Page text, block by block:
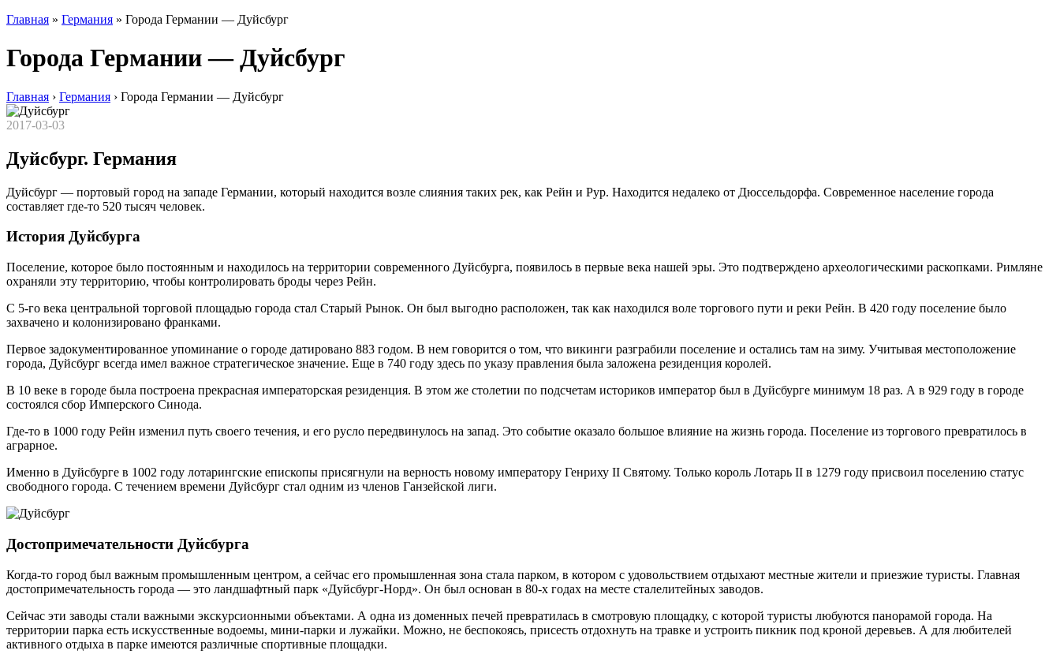
Главная » Германия » Города Германии — Дуйсбург
Города Германии — Дуйсбург
Главная › Германия › Города Германии — Дуйсбург
2017-03-03
Дуйсбург. Германия
Дуйсбург — портовый город на западе Германии, который находится возле слияния таких рек, как Рейн и Рур. Находится недалеко от Дюссельдорфа. Современное население города
составляет где-то 520 тысяч человек.
История Дуйсбурга
Поселение, которое было постоянным и находилось на территории современного Дуйсбурга, появилось в первые века нашей эры. Это подтверждено археологическими раскопками. Римляне
охраняли эту территорию, чтобы контролировать броды через Рейн.
С 5-го века центральной торговой площадью города стал Старый Рынок. Он был выгодно расположен, так как находился воле торгового пути и реки Рейн. В 420 году поселение было
захвачено и колонизировано франками.
Первое задокументированное упоминание о городе датировано 883 годом. В нем говорится о том, что викинги разграбили поселение и остались там на зиму. Учитывая местоположение
города, Дуйсбург всегда имел важное стратегическое значение. Еще в 740 году здесь по указу правления была заложена резиденция королей.
В 10 веке в городе была построена прекрасная императорская резиденция. В этом же столетии по подсчетам историков император был в Дуйсбурге минимум 18 раз. А в 929 году в городе
состоялся сбор Имперского Синода.
Где-то в 1000 году Рейн изменил путь своего течения, и его русло передвинулось на запад. Это событие оказало большое влияние на жизнь города. Поселение из торгового превратилось в
аграрное.
Именно в Дуйсбурге в 1002 году лотарингские епископы присягнули на верность новому императору Генриху II Святому. Только король Лотарь II в 1279 году присвоил поселению статус
свободного города. С течением времени Дуйсбург стал одним из членов Ганзейской лиги.
Достопримечательности Дуйсбурга
Когда-то город был важным промышленным центром, а сейчас его промышленная зона стала парком, в котором с удовольствием отдыхают местные жители и приезжие туристы. Главная
достопримечательность города — это ландшафтный парк «Дуйсбург-Норд». Он был основан в 80-х годах на месте сталелитейных заводов.
Сейчас эти заводы стали важными экскурсионными объектами. А одна из доменных печей превратилась в смотровую площадку, с которой туристы любуются панорамой города. На
территории парка есть искусственные водоемы, мини-парки и лужайки. Можно, не беспокоясь, присесть отдохнуть на травке и устроить пикник под кроной деревьев. А для любителей
активного отдыха в парке имеются различные спортивные площадки.